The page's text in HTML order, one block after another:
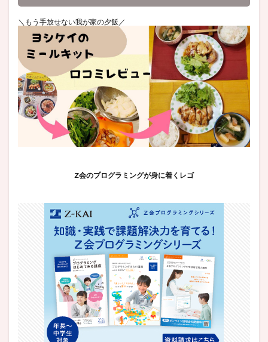
＼もう手放せない我が家の夕飯／
Z会のプログラミングが身に着くレゴ